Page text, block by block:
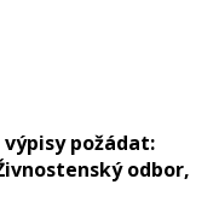
požádat:
odbor,